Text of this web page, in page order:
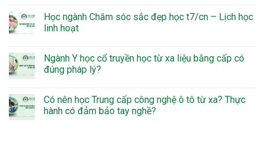
Học ngành Chăm sóc sắc đẹp học t7/cn – Lịch học
linh hoạt
Ngành Y học cổ truyền học từ xa liệu bằng cấp có
đúng pháp lý?
Có nên học Trung cấp công nghệ ô tô từ xa? Thực
hành có đảm bảo tay nghề?